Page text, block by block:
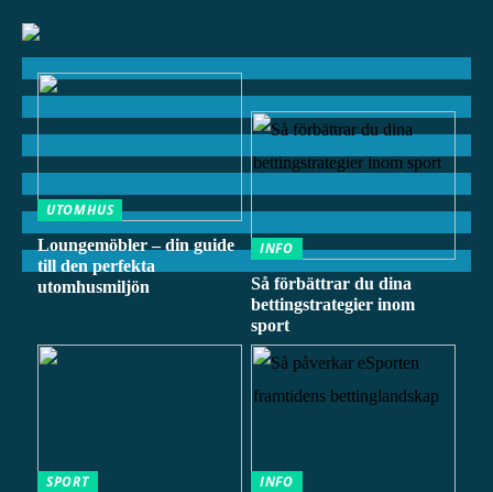
UTOMHUS
Loungemöbler – din guide
till den perfekta
utomhusmiljön
INFO
Så förbättrar du dina
bettingstrategier inom
sport
SPORT
INFO